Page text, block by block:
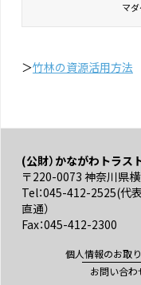
マ
＞竹林の資源活用方法
(公財）かながわトラス
〒220-0073 神奈川県
Tel：045-412-2525(代
直通）
Fax：045-412-2300
個人情報のお取
お問い合わ